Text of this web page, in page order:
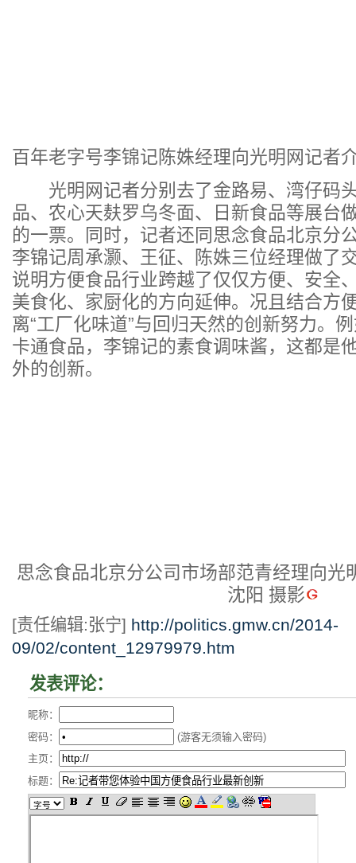
百年老字号李锦记陈姝经理向光明网记者
光明网记者分别去了金路易、湾仔码
品、农心天麸罗乌冬面、日新食品等展台
的一票。同时，记者还同思念食品北京分
李锦记周承灏、王征、陈姝三位经理做了
说明方便食品行业跨越了仅仅方便、安全
美食化、家厨化的方向延伸。况且结合方
离“工厂化味道”与回归天然的创新努力。
卡通食品，李锦记的素食调味酱，这都是
外的创新。
思念食品北京分公司市场部范青经理向光
沈阳 摄影
[责任编辑:张宁] http://politics.gmw.cn/2014-
09/02/content_12979979.htm
发表评论：
昵称：
密码：
(游客无须输入密码)
主页：
标题：